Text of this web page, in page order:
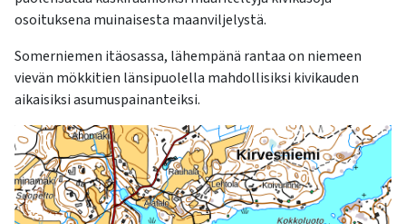
osoituksena muinaisesta maanviljelystä.
Somerniemen itäosassa, lähempänä rantaa on niemeen
vievän mökkitien länsipuolella mahdollisiksi kivikauden
aikaisiksi asumuspainanteiksi.